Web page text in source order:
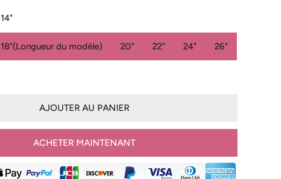
14"
18"(Longueur du modèle) 20" 22" 24" 26"
AJOUTER AU PANIER
ACHETER MAINTENANT